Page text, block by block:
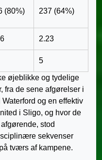
(80%) 237 (64%)
2.23
5
øjeblikke og tydelige
fra de sene afgørelser i
og en effektiv
i Sligo, og hvor de
stod
sekvenser
tværs af kampene.